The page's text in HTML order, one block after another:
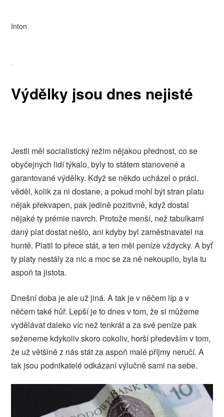
Inton
Výdělky jsou dnes nejisté
Jestli měl socialistický režim nějakou přednost, co se
obyčejných lidí týkalo, byly to státem stanovené a
garantované výdělky. Když se někdo ucházel o práci,
věděl, kolik za ni dostane, a pokud mohl být stran platu
nějak překvapen, pak jedině pozitivně, když dostal
nějaké ty prémie navrch. Protože menší, než tabulkami
daný plat dostat nešlo, ani kdyby byl zaměstnavatel na
huntě. Platil to přece stát, a ten měl peníze vždycky. A byť
ty platy nestály za nic a moc se za ně nekoupilo, byla tu
aspoň ta jistota.
Dnešní doba je ale už jiná. A tak je v něčem líp a v
něčem také hůř. Lepší je to dnes v tom, že si můžeme
vydělávat daleko víc než tenkrát a za své peníze pak
seženeme kdykoliv skoro cokoliv, horší především v tom,
že už většině z nás stát za aspoň malé příjmy neručí. A
tak jsou podnikatelé odkázaní výlučně sami na sebe.